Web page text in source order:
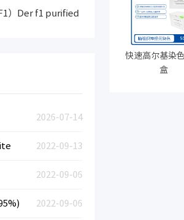
）Der f1 purified
2026-07-14
2022-09-13
2022-09-06
2022-09-06
快速高尔基染
盒